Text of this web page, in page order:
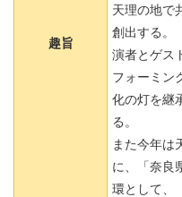
趣旨
天理の地で
創出する。
演者とゲス
フォーミン
化の灯を継
る。
また今年は
に、「奈良
環として、